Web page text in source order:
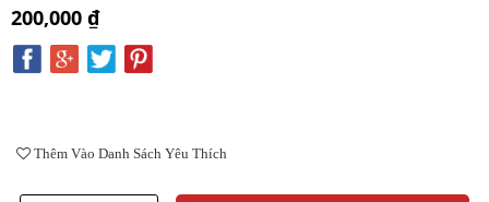
200,000 ₫
Thêm Vào Danh Sách Yêu Thích